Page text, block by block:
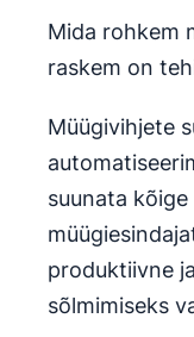
Mida rohkem
raskem on
Müügivihjete
suunata
produktiivne
sõlmimiseks